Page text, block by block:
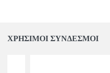
ΧΡΗΣΙΜΟΙ ΣΥΝΔΕΣΜΟΙ